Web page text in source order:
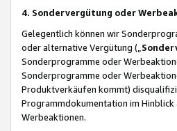
4. Sondervergütung oder
Gelegentlich können wir
oder alternative Vergütung („
Sonderprogramme oder
Sonderprogramme oder
Produktverkäufen kommt)
Programmdokumentation im
Werbeaktionen.